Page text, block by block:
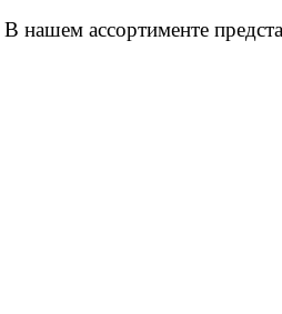
ассортименте